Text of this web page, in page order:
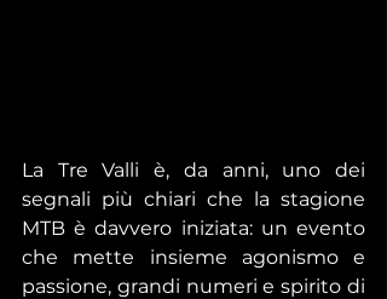
La Tre Valli è, da anni, uno dei
segnali più chiari che la stagione
MTB è davvero iniziata: un evento
che mette insieme agonismo e
passione, grandi numeri e spirito di